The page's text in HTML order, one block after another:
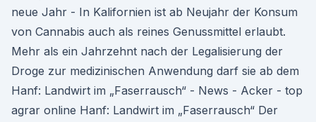
neue Jahr - In Kalifornien ist ab Neujahr der Konsum
von Cannabis auch als reines Genussmittel erlaubt.
Mehr als ein Jahrzehnt nach der Legalisierung der
Droge zur medizinischen Anwendung darf sie ab dem
Hanf: Landwirt im „Faserrausch“ - News - Acker - top
agrar online Hanf: Landwirt im „Faserrausch“ Der